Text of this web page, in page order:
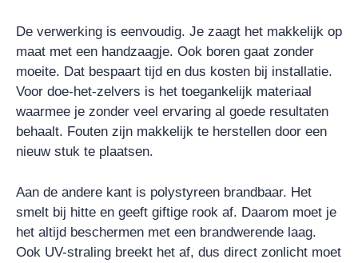
De verwerking is eenvoudig. Je zaagt het makkelijk op
maat met een handzaagje. Ook boren gaat zonder
moeite. Dat bespaart tijd en dus kosten bij installatie.
Voor doe-het-zelvers is het toegankelijk materiaal
waarmee je zonder veel ervaring al goede resultaten
behaalt. Fouten zijn makkelijk te herstellen door een
nieuw stuk te plaatsen.
Aan de andere kant is polystyreen brandbaar. Het
smelt bij hitte en geeft giftige rook af. Daarom moet je
het altijd beschermen met een brandwerende laag.
Ook UV-straling breekt het af, dus direct zonlicht moet